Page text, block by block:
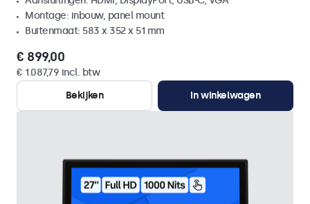
Montage: inbouw, panel mount
Buitenmaat: 583 x 352 x 51 mm
€ 899,00
€ 1.087,79 incl. btw
Bekijken
In winkelwagen